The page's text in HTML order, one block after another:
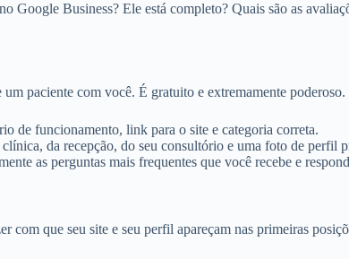
Google Business? Ele está completo? Quais são as
paciente com você. É gratuito e extremamente poderoso.
de funcionamento, link para o site e categoria correta.
da recepção, do seu consultório e uma foto de perfil
as perguntas mais frequentes que você recebe e
que seu site e seu perfil apareçam nas primeiras